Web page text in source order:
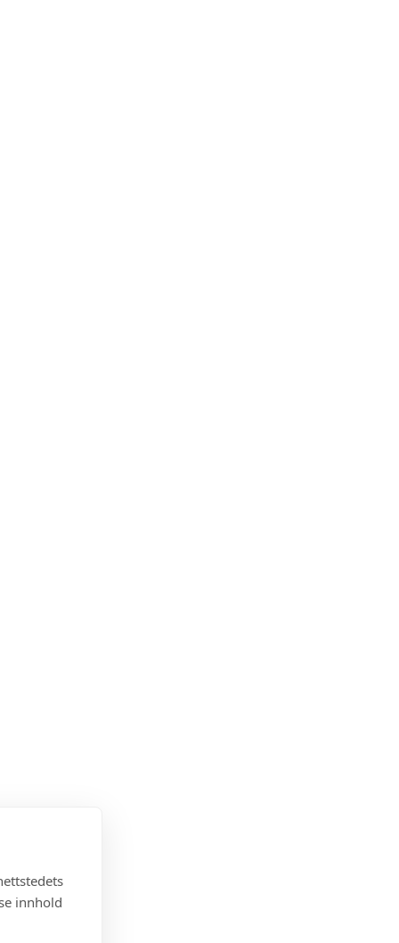
innhold